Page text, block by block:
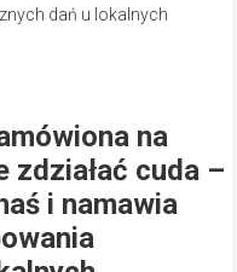
na
zdziałać cuda –
i namawia